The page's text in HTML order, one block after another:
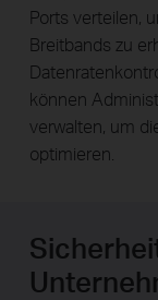
Ports verteilen,
Breitbands zu
können
verwalten, um
optimieren.